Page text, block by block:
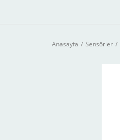
Anasayfa Sensörler